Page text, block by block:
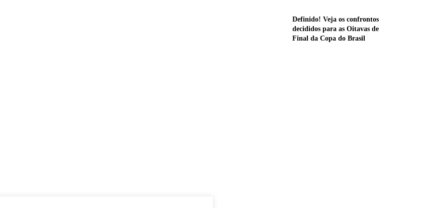
Definido! Veja os confrontos
decididos para as Oitavas de
Final da Copa do Brasil